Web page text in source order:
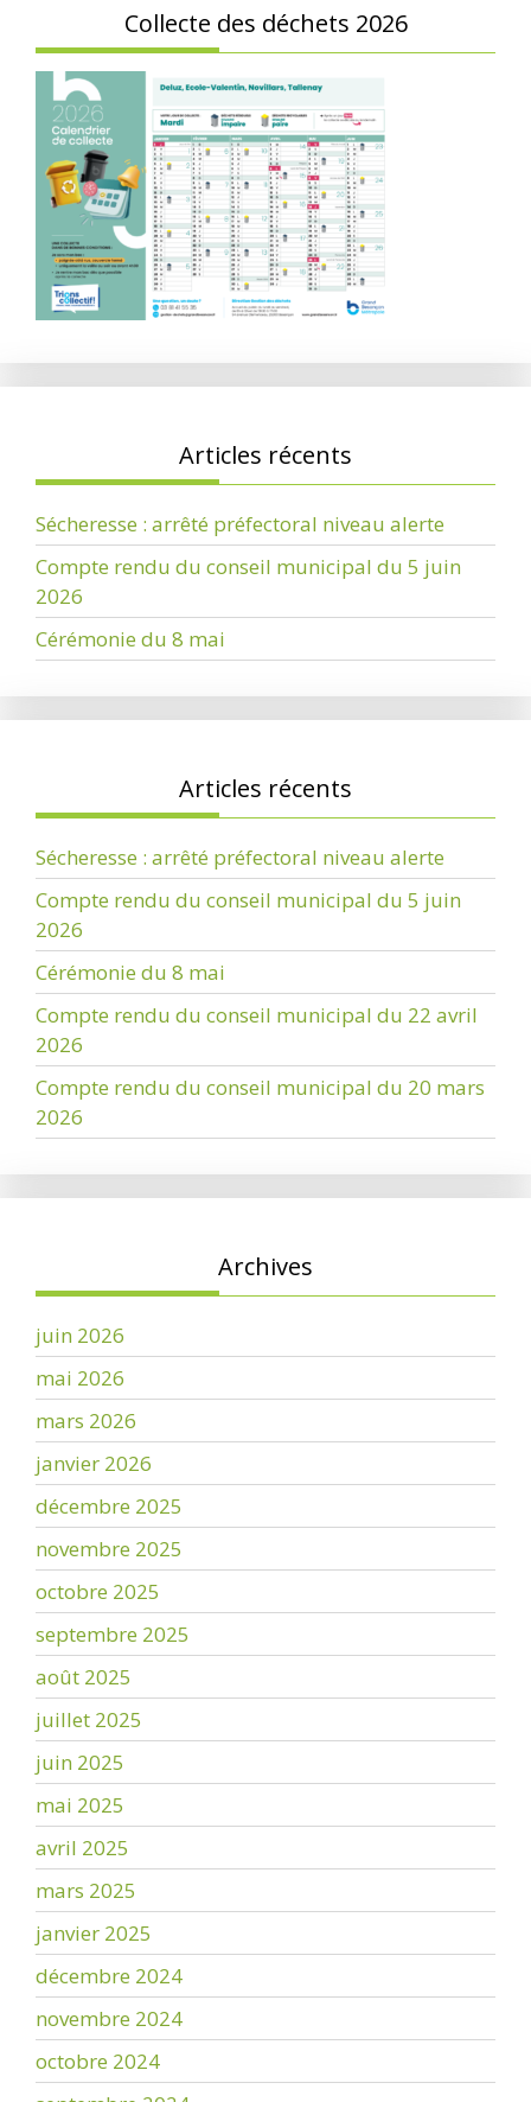
Collecte des déchets 2026
Articles récents
Sécheresse : arrêté préfectoral niveau alerte
Compte rendu du conseil municipal du 5 juin
2026
Cérémonie du 8 mai
Articles récents
Sécheresse : arrêté préfectoral niveau alerte
Compte rendu du conseil municipal du 5 juin
2026
Cérémonie du 8 mai
Compte rendu du conseil municipal du 22 avril
2026
Compte rendu du conseil municipal du 20 mars
2026
Archives
juin 2026
mai 2026
mars 2026
janvier 2026
décembre 2025
novembre 2025
octobre 2025
septembre 2025
août 2025
juillet 2025
juin 2025
mai 2025
avril 2025
mars 2025
janvier 2025
décembre 2024
novembre 2024
octobre 2024